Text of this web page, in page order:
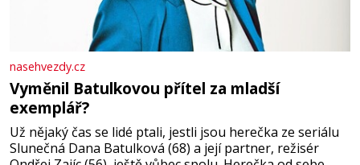
nasehvezdy.cz
Vyměnil Batulkovou přítel za mladší
exemplář?
Už nějaký čas se lidé ptali, jestli jsou herečka ze seriálu
Slunečná Dana Batulková (68) a její partner, režisér